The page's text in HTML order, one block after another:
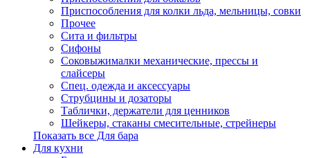
Приспособления для колки льда, мельницы, совки
Прочее
Сита и фильтры
Сифоны
Соковыжималки механические, прессы и
слайсеры
Спец. одежда и аксессуары
Струбцины и дозаторы
Таблички, держатели для ценников
Шейкеры, стаканы смесительные, стрейнеры
Показать все Для бара
Для кухни